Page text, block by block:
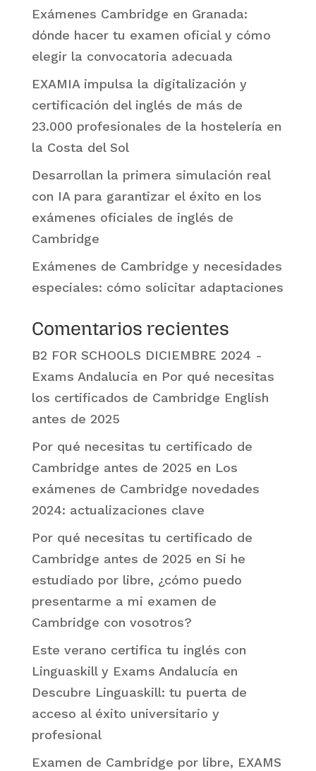
Exámenes Cambridge en Granada:
dónde hacer tu examen oficial y cómo
elegir la convocatoria adecuada
EXAMIA impulsa la digitalización y
certificación del inglés de más de
23.000 profesionales de la hostelería en
la Costa del Sol
Desarrollan la primera simulación real
con IA para garantizar el éxito en los
exámenes oficiales de inglés de
Cambridge
Exámenes de Cambridge y necesidades
especiales: cómo solicitar adaptaciones
Comentarios recientes
B2 FOR SCHOOLS DICIEMBRE 2024 -
Exams Andalucia en Por qué necesitas
los certificados de Cambridge English
antes de 2025
Por qué necesitas tu certificado de
Cambridge antes de 2025 en Los
exámenes de Cambridge novedades
2024: actualizaciones clave
Por qué necesitas tu certificado de
Cambridge antes de 2025 en Si he
estudiado por libre, ¿cómo puedo
presentarme a mi examen de
Cambridge con vosotros?
Este verano certifica tu inglés con
Linguaskill y Exams Andalucía en
Descubre Linguaskill: tu puerta de
acceso al éxito universitario y
profesional
Examen de Cambridge por libre, EXAMS